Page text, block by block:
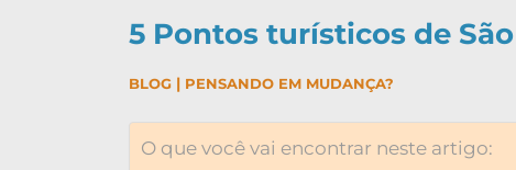
5 Pontos turísticos de
BLOG | PENSANDO EM MUDANÇA?
O que você vai encontrar neste artigo: